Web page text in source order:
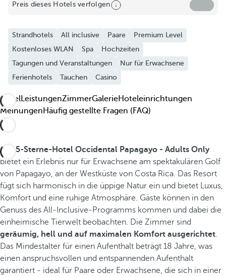
Preis dieses Hotels verfolgen
Strandhotels All inclusive Paare
Premium Level
Kostenloses WLAN
Spa
Hochzeiten
Tagungen und Veranstaltungen
Nur für Erwachsene
Ferienhotels
Tauchen Casino
HotelLeistungenZimmerGalerieHoteleinrichtungen
Meinungen Häufig gestellte Fragen (FAQ)
Das 5-Sterne-Hotel Occidental Papagayo - Adults Only
bietet ein Erlebnis nur für Erwachsene am spektakulären Golf
von Papagayo, an der Westküste von Costa Rica. Das Resort
fügt sich harmonisch in die üppige Natur ein und bietet Luxus,
Komfort und eine ruhige Atmosphäre. Gäste können in den
Genuss des All-Inclusive-Programms kommen und dabei die
einheimische Tierwelt beobachten. Die Zimmer sind
geräumig, hell und auf maximalen Komfort ausgerichtet.
Das Mindestalter für einen Aufenthalt beträgt 18 Jahre, was
einen anspruchsvollen und entspannenden Aufenthalt
garantiert - ideal für Paare oder Erwachsene, die sich in einer